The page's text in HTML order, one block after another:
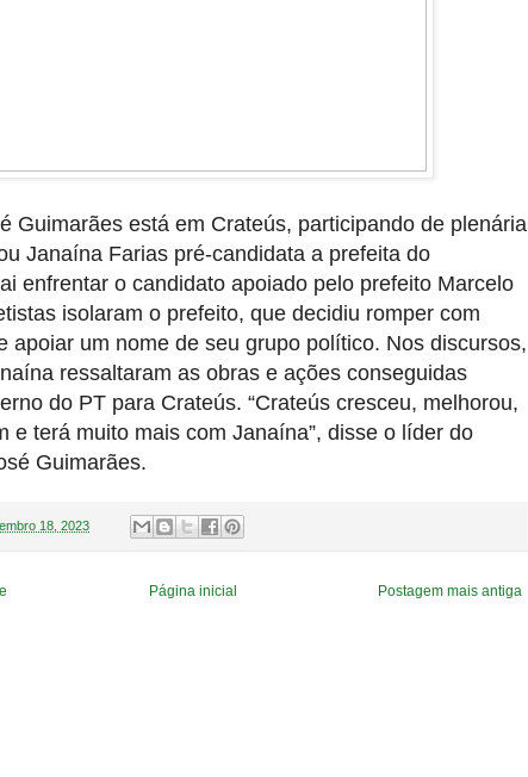
Guimarães está em Crateús, participando de plenária
Janaína Farias pré-candidata a prefeita do
enfrentar o candidato apoiado pelo prefeito Marcelo
isolaram o prefeito, que decidiu romper com
apoiar um nome de seu grupo político. Nos discursos,
ressaltaram as obras e ações conseguidas
do PT para Crateús. “Crateús cresceu, melhorou,
e terá muito mais com Janaína”, disse o líder do
Guimarães.
18, 2023
Postagem mais antiga
Página inicial